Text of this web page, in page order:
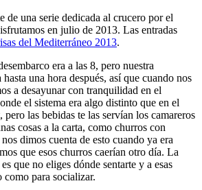
de una serie dedicada al crucero por el
en julio de 2013. Las entradas
del Mediterráneo 2013.
era a las 8, pero nuestra
una hora después, así que cuando nos
a desayunar con tranquilidad en el
el sistema era algo distinto que en el
las bebidas te las servían los camareros
cosas a la carta, como churros con
dimos cuenta de esto cuando ya era
que esos churros caerían otro día. La
que no eliges dónde sentarte y a esas
como para socializar.